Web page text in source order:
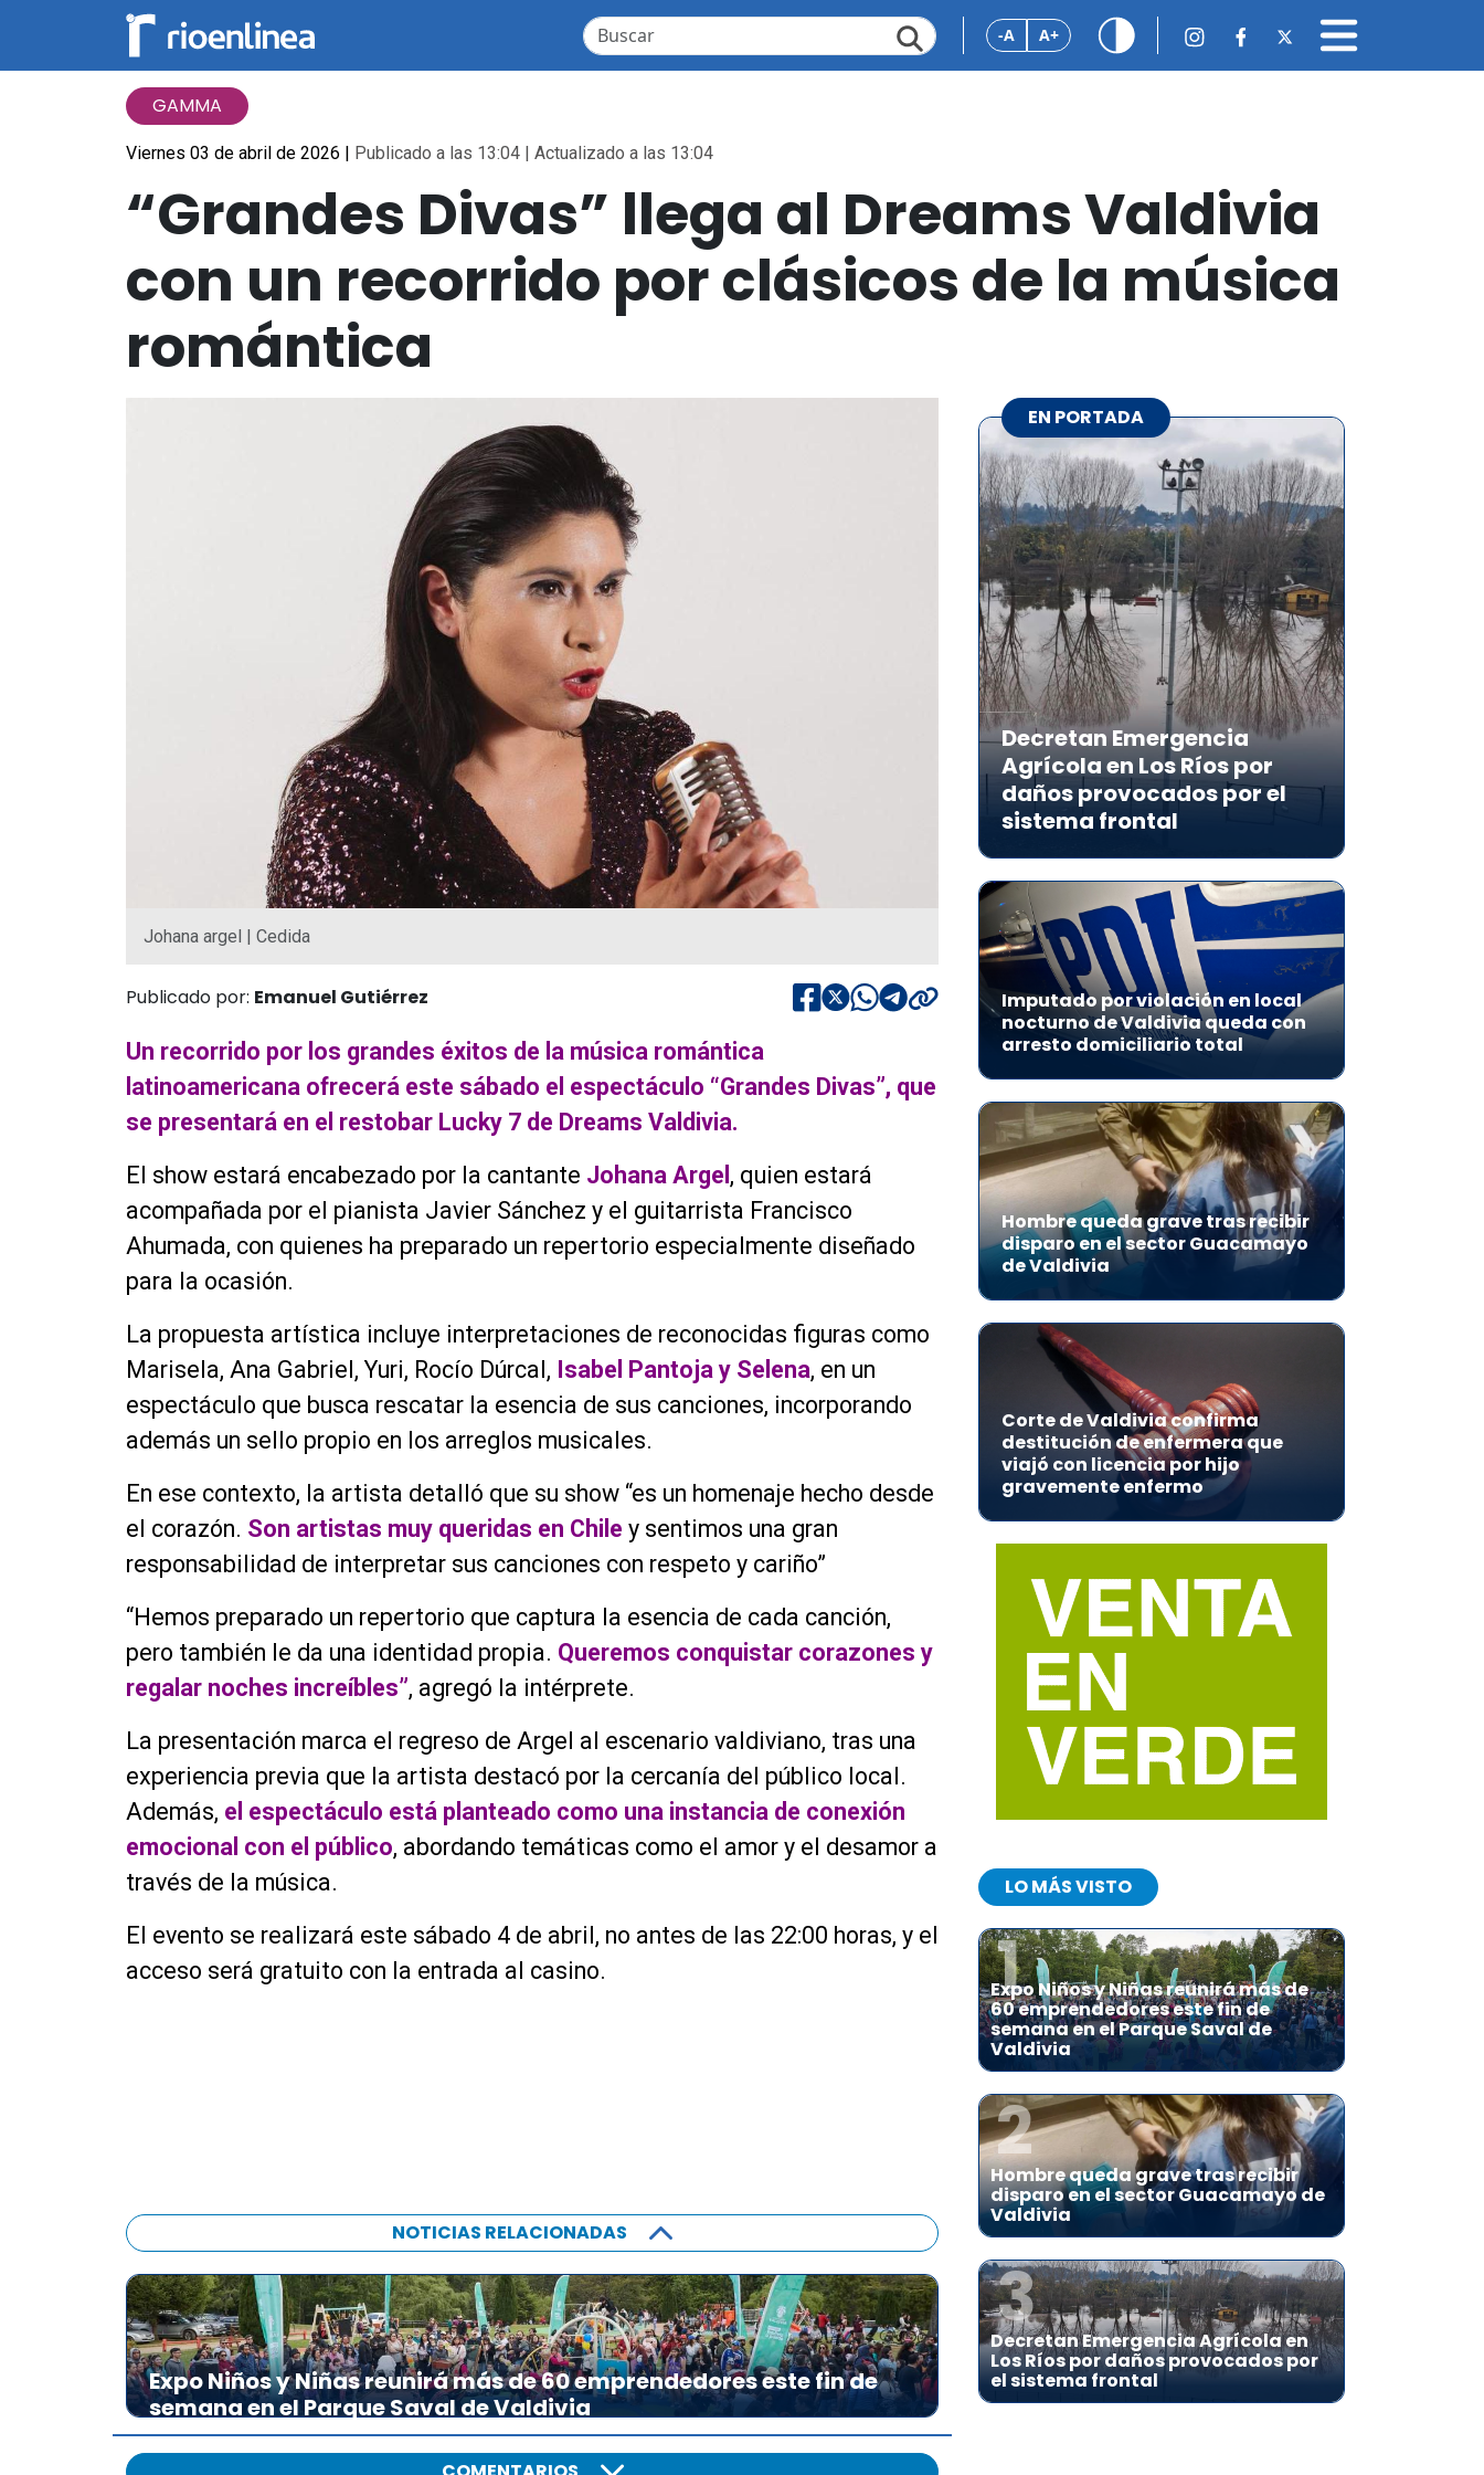
-A A+
GAMMA
Viernes 03 de abril de 2026 | Publicado a las 13:04 | Actualizado a las 13:04
“Grandes Divas” llega al Dreams Valdivia
con un recorrido por clásicos de la música
romántica
Johana argel | Cedida
Publicado por: Emanuel Gutiérrez
Un recorrido por los grandes éxitos de la música romántica
latinoamericana ofrecerá este sábado el espectáculo “Grandes Divas”, que
se presentará en el restobar Lucky 7 de Dreams Valdivia.
El show estará encabezado por la cantante Johana Argel , quien estará
acompañada por el pianista Javier Sánchez y el guitarrista Francisco
Ahumada, con quienes ha preparado un repertorio especialmente diseñado
para la ocasión.
La propuesta artística incluye interpretaciones de reconocidas figuras como
Marisela, Ana Gabriel, Yuri, Rocío Dúrcal, Isabel Pantoja y Selena, en un
espectáculo que busca rescatar la esencia de sus canciones, incorporando
además un sello propio en los arreglos musicales.
En ese contexto, la artista detalló que su show “es un homenaje hecho desde
el corazón. Son artistas muy queridas en Chile y sentimos una gran
responsabilidad de interpretar sus canciones con respeto y cariño”
“Hemos preparado un repertorio que captura la esencia de cada canción,
pero también le da una identidad propia. Queremos conquistar corazones y
regalar noches increíbles”, agregó la intérprete.
La presentación marca el regreso de Argel al escenario valdiviano, tras una
experiencia previa que la artista destacó por la cercanía del público local.
Además, el espectáculo está planteado como una instancia de conexión
emocional con el público, abordando temáticas como el amor y el desamor a
través de la música.
El evento se realizará este sábado 4 de abril, no antes de las 22:00 horas, y el
acceso será gratuito con la entrada al casino.
NOTICIAS RELACIONADAS
Expo Niños y Niñas reunirá más de 60 emprendedores este fin de
semana en el Parque Saval de Valdivia
EN PORTADA
Decretan Emergencia
Agrícola en Los Ríos por
daños provocados por el
sistema frontal
Imputado por violación en local
nocturno de Valdivia queda con
arresto domiciliario total
Hombre queda grave tras recibir
disparo en el sector Guacamayo
de Valdivia
Corte de Valdivia confirma
destitución de enfermera que
viajó con licencia por hijo
gravemente enfermo
LO MÁS VISTO
1
Expo Niños y Niñas reunirá más de
60 emprendedores este fin de
semana en el Parque Saval de
Valdivia
2
Hombre queda grave tras recibir
disparo en el sector Guacamayo de
Valdivia
3
Decretan Emergencia Agrícola en
Los Ríos por daños provocados por
el sistema frontal